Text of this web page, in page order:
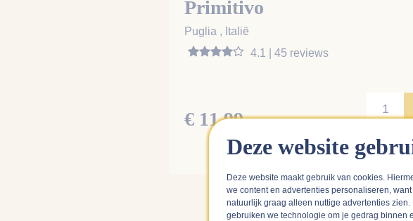
Primitivo
Puglia , Italië
4.1 | 45 reviews
€ 11,99
op
Deze website
Deze website maakt gebruik van cookies.
we content en advertenties personaliseren,
natuurlijk graag alleen nuttige advertenties zien.
gebruiken we technologie om je gedrag binnen